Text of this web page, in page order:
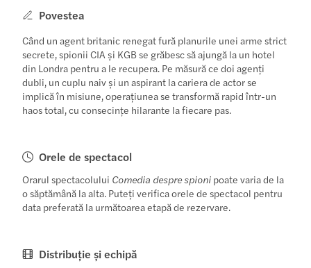
Povestea
Când un agent britanic renegat fură planurile unei arme strict
secrete, spionii CIA și KGB se grăbesc să ajungă la un hotel
din Londra pentru a le recupera. Pe măsură ce doi agenți
dubli, un cuplu naiv și un aspirant la cariera de actor se
implică în misiune, operațiunea se transformă rapid într-un
haos total, cu consecințe hilarante la fiecare pas.
Orele de spectacol
Orarul spectacolului Comedia despre spioni poate varia de la
o săptămână la alta. Puteți verifica orele de spectacol pentru
data preferată la următoarea etapă de rezervare.
Distribuție și echipă